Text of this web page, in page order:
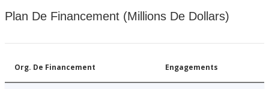
Plan De Financement (Millions De Dollars)
Org. De Financement Engagements